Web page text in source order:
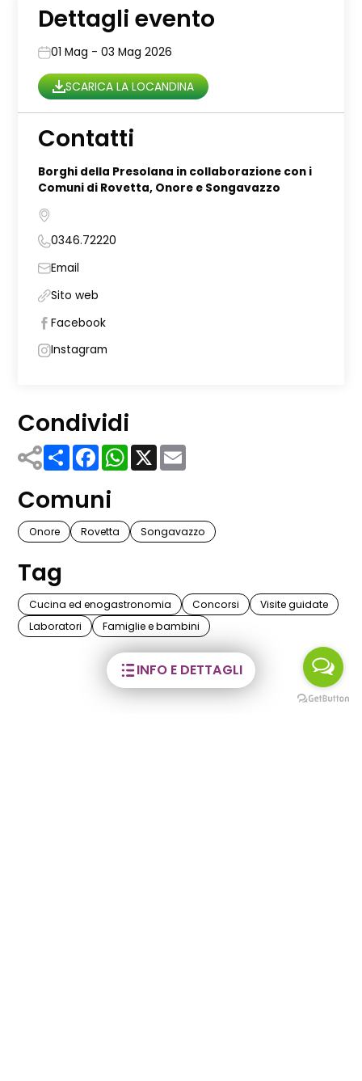
INFO E DETTAGLI
Dettagli evento
01 Mag - 03 Mag 2026
SCARICA LA LOCANDINA
Contatti
Borghi della Presolana in collaborazione con i
Comuni di Rovetta, Onore e Songavazzo
0346.72220
Email
Sito web
Facebook
Instagram
Condividi
ShareFacebook
WhatsApp
X
Comuni
Onore Rovetta Songavazzo
Tag
Cucina ed enogastronomia Concorsi
Visite guidate
Laboratori
Famiglie e bambini